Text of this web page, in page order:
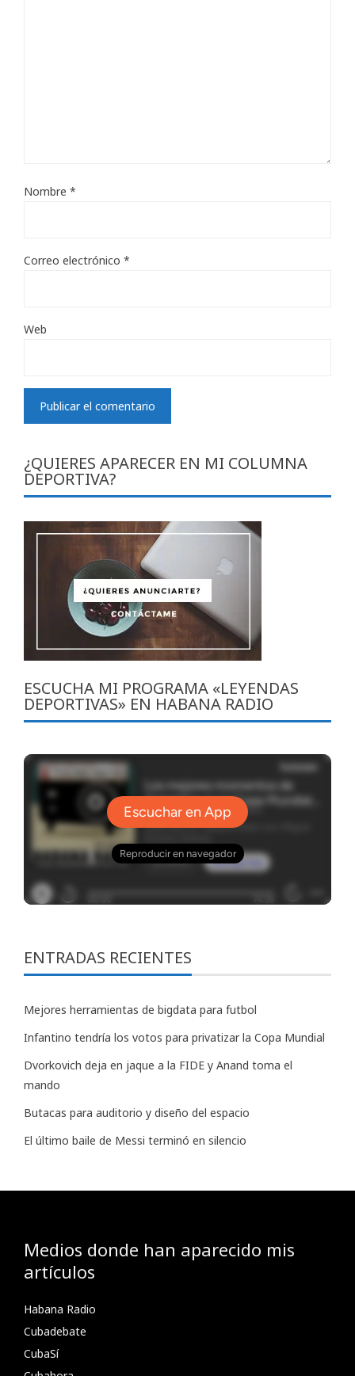
Nombre *
Correo electrónico *
Web
¿QUIERES APARECER EN MI COLUMNA
DEPORTIVA?
ESCUCHA MI PROGRAMA «LEYENDAS
DEPORTIVAS» EN HABANA RADIO
ENTRADAS RECIENTES
Mejores herramientas de bigdata para futbol
Infantino tendría los votos para privatizar la Copa Mundial
Dvorkovich deja en jaque a la FIDE y Anand toma el
mando
Butacas para auditorio y diseño del espacio
El último baile de Messi terminó en silencio
Medios donde han aparecido mis
artículos
Habana Radio
Cubadebate
CubaSí